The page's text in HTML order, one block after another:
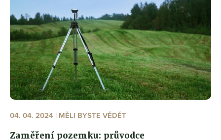
04. 04. 2024 | MĚLI BYSTE VĚDĚT
Zaměření pozemku: průvodce